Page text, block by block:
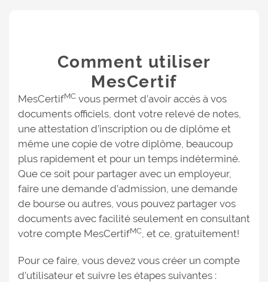
Comment utiliser
MesCertif
MesCertifMC vous permet d’avoir accès à vos
documents officiels, dont votre relevé de notes,
une attestation d’inscription ou de diplôme et
même une copie de votre diplôme, beaucoup
plus rapidement et pour un temps indéterminé.
Que ce soit pour partager avec un employeur,
faire une demande d’admission, une demande
de bourse ou autres, vous pouvez partager vos
documents avec facilité seulement en consultant
votre compte MesCertifMC, et ce, gratuitement!
Pour ce faire, vous devez vous créer un compte
d’utilisateur et suivre les étapes suivantes :